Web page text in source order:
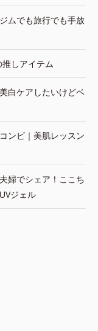
ムでも旅行でも手放
しアイテム
白ケアしたいけどベ
ンビ｜美肌レッスン
婦でシェア！ここち
ジェル